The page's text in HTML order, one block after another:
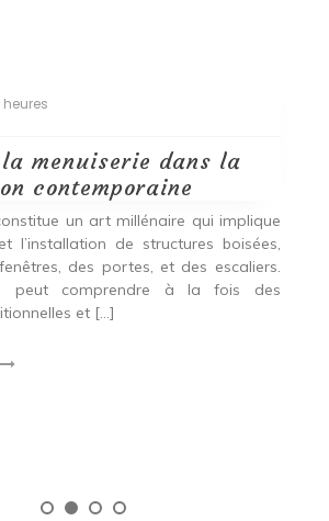
heures
menuiserie dans la
contemporaine
un art millénaire qui implique
l’installation de structures boisées,
des portes, et des escaliers.
peut comprendre à la fois des
et […]